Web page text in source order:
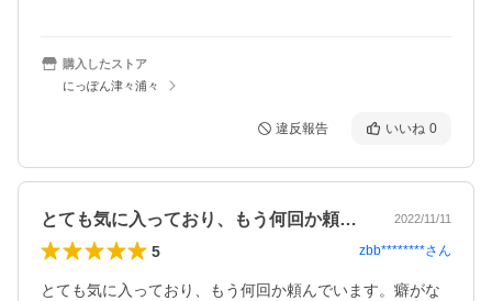
購入したストア
にっぽん津々浦々
違反報告 いいね 0
とても気に入っており、もう何回か頼んで… 2022/11/11
5 zbb********さん
とても気に入っており、もう何回か頼んでいます。癖がな